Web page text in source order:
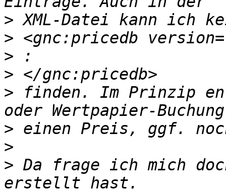
>
>
>
>
> finden. Im Prinzip
>
>
> Da frage ich mich